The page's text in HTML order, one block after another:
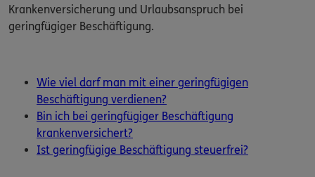
Zum Kundenportal
Schaden- oder Leistungsfall melden
Bequem online oder telefonisch.
Kontakt
Krankenversicherung und Urlaubsanspruch bei
geringfügiger Beschäftigung.
Wie viel darf man mit einer geringfügigen
Beschäftigung verdienen?
Bin ich bei geringfügiger Beschäftigung
krankenversichert?
Ist geringfügige Beschäftigung steuerfrei?